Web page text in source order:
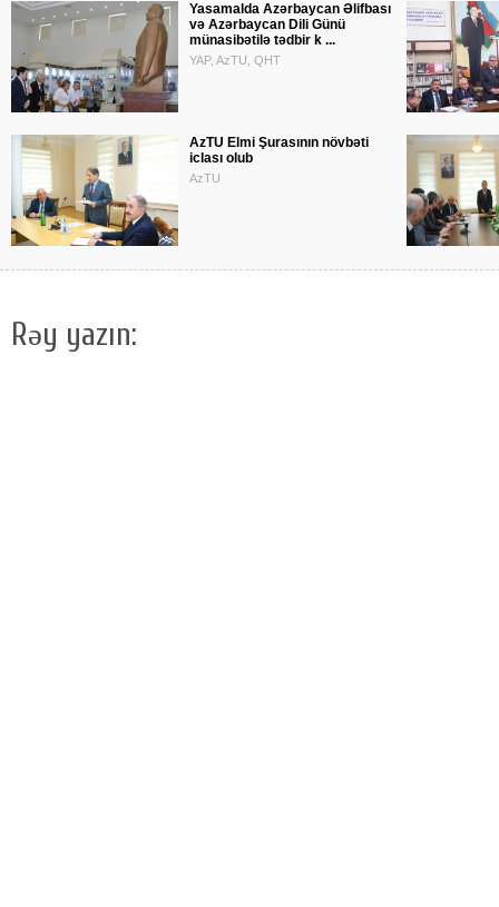
Yasamalda Azərbaycan Əlifbası
və Azərbaycan Dili Günü
münasibətilə tədbir k ...
YAP, AzTU, QHT
AzTU Elmi Şurasının növbəti
iclası olub
AzTU
Rəy yazın: